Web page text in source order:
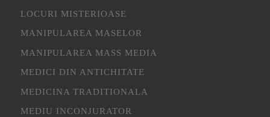
LOCURI MISTERIOASE
MANIPULAREA MASELOR
MANIPULAREA MASS MEDIA
MEDICI DIN ANTICHITATE
MEDICINA TRADITIONALA
MEDIU INCONJURATOR